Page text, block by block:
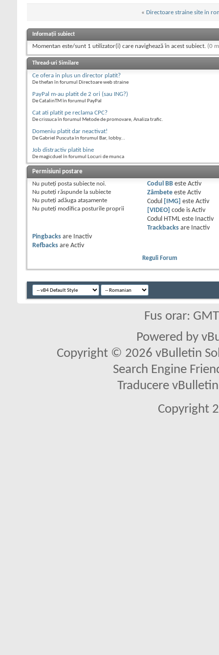
« Directoare straine site in
Informații subiect
Momentan este/sunt 1 utilizator(i) care navighează în acest subiect. (0
Thread-uri Similare
Ce ofera in plus un director platit?
De thefan în forumul Directoare web straine
PayPal m-au platit de 2 ori (sau ING?)
De CatalinTM în forumul PayPal
Cat ati platit pe reclama CPC?
De crissuca în forumul Metode de promovare, Analiza trafic.
Domeniu platit dar neactivat!
De Gabriel Puscuta în forumul Bar, lobby...
Job distractiv platit bine
De magicduel în forumul Locuri de munca
Permisiuni postare
Nu puteţi posta subiecte noi.
Nu puteţi răspunde la subiecte
Nu puteţi adăuga ataşamente
Nu puteţi modifica posturile proprii
Codul BBeste Activ
Zâmbeteeste Activ
Codul
[IMG] este Activ
[VIDEO] code is Activ
Codul HTML este
Inactiv
Trackbacksare
Inactiv
Pingbacks are
Inactiv
Refbacks are Activ
Reguli Forum
Fus orar:
Powered by
Copyright © 2026 vBulletin
Search Engine
Traducere
Copyright